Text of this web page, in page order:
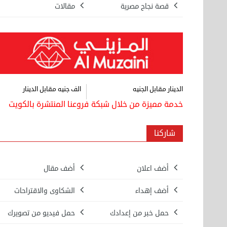
قصة نجاح مصرية مقالات
الف جنيه مقابل الدينار الدينار مقابل الجنيه
خدمة مميزة من خلال شبكة فروعنا المنتشرة بالكويت
شاركنا
أضف اعلان أضف مقال
أضف إهداء الشكاوى والاقتراحات
حمل خبر من إعدادك حمل فيديو من تصويرك
السبت 31 أغسطس 2024 06:31 م
أغراض ...
الأربعاء 28 أغسطس 2024 12:25 م
نقل عفش الكويت 50636444 فك وتركيب ايكيا
الإثنين 26 أغسطس 2024 11:31 ص